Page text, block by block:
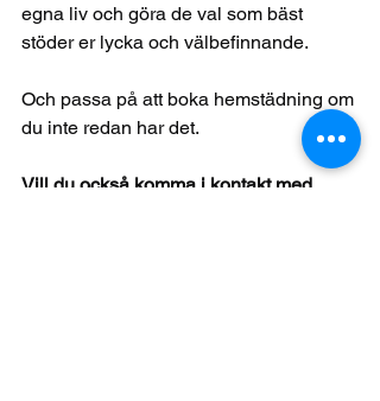
egna liv och göra de val som bäst
stöder er lycka och välbefinnande.
Och passa på att boka hemstädning om
du inte redan har det.
Vill du också komma i kontakt med